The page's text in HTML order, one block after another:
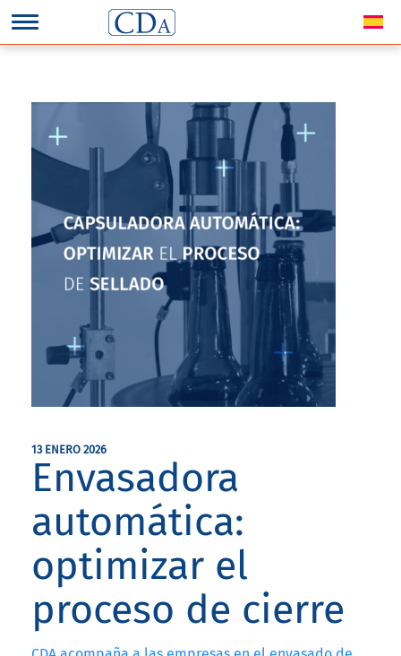
13 ENERO 2026
Envasadora
automática:
optimizar el
proceso de cierre